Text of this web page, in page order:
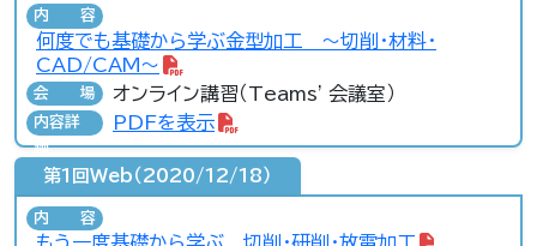
内容
何度でも基礎から学ぶ金型加工 ～切削・材料・
CAD/CAM～
会場 オンライン講習（Teams' 会議室）
内容詳
細
PDFを表示
第1回Web（2020/12/18）
内容